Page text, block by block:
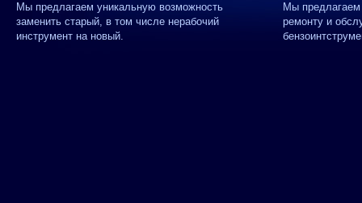
Мы предлагаем уникальную возможность
заменить старый, в том числе нерабочий
инструмент на новый.
Мы
ремонту и